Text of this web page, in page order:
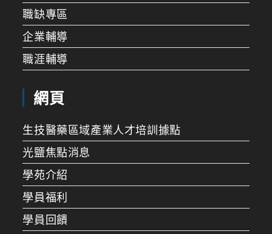
職缺專區
企業輔導
職涯輔導
網頁
生技醫藥區域產業人才培訓據點
光鹽焦點消息
學苑介紹
學員福利
學員回饋